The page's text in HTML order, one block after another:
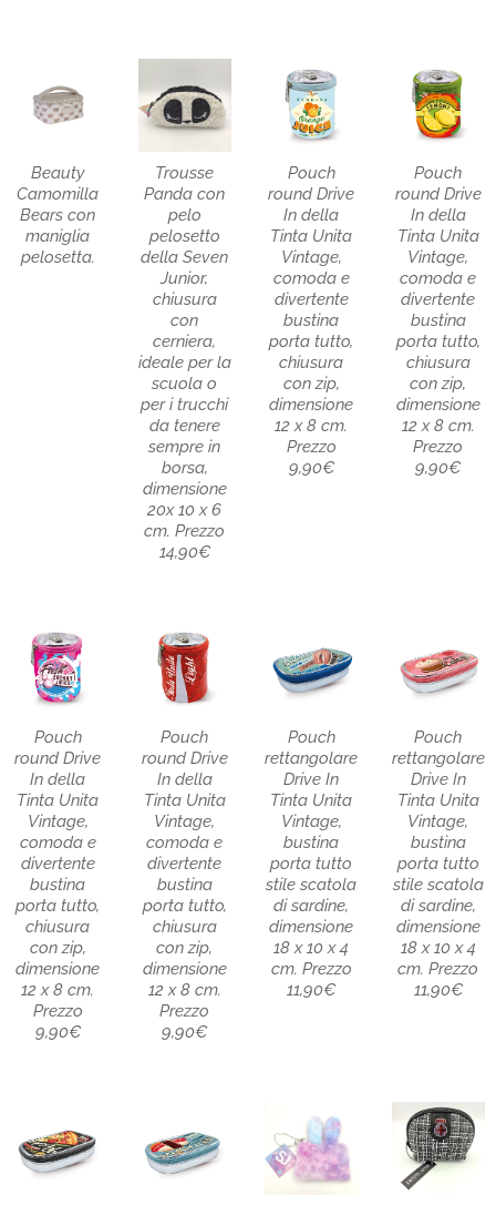
Beauty
Camomilla
Bears con
maniglia
pelosetta.
Trousse
Panda con
pelo
pelosetto
della Seven
Junior,
chiusura
con
cerniera,
ideale per la
scuola o
per i trucchi
da tenere
sempre in
borsa,
dimensione
20x 10 x 6
cm. Prezzo
14,90€
Pouch
round Drive
In della
Tinta Unita
Vintage,
comoda e
divertente
bustina
porta tutto,
chiusura
con zip,
dimensione
12 x 8 cm.
Prezzo
9,90€
Pouch
round Drive
In della
Tinta Unita
Vintage,
comoda e
divertente
bustina
porta tutto,
chiusura
con zip,
dimensione
12 x 8 cm.
Prezzo
9,90€
Pouch
round Drive
In della
Tinta Unita
Vintage,
comoda e
divertente
bustina
porta tutto,
chiusura
con zip,
dimensione
12 x 8 cm.
Prezzo
9,90€
Pouch
round Drive
In della
Tinta Unita
Vintage,
comoda e
divertente
bustina
porta tutto,
chiusura
con zip,
dimensione
12 x 8 cm.
Prezzo
9,90€
Pouch
rettangolare
Drive In
Tinta Unita
Vintage,
bustina
porta tutto
stile scatola
di sardine,
dimensione
18 x 10 x 4
cm. Prezzo
11,90€
Pouch
rettangolare
Drive In
Tinta Unita
Vintage,
bustina
porta tutto
stile scatola
di sardine,
dimensione
18 x 10 x 4
cm. Prezzo
11,90€